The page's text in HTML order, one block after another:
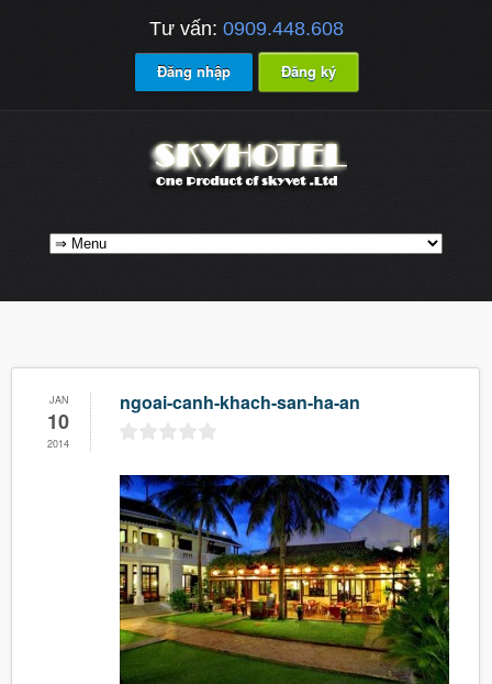
Tư vấn: 0909.448.608
Đăng nhập Đăng ký
JAN
10
2014
ngoai-canh-khach-san-ha-an